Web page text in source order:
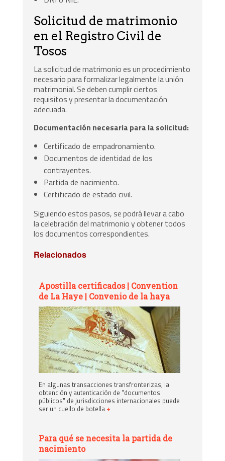
Solicitud de matrimonio
en el Registro Civil de
Tosos
La solicitud de matrimonio es un procedimiento
necesario para formalizar legalmente la unión
matrimonial. Se deben cumplir ciertos
requisitos y presentar la documentación
adecuada.
Documentación necesaria para la solicitud:
Certificado de empadronamiento.
Documentos de identidad de los
contrayentes.
Partida de nacimiento.
Certificado de estado civil.
Siguiendo estos pasos, se podrá llevar a cabo
la celebración del matrimonio y obtener todos
los documentos correspondientes.
Relacionados
Apostilla certificados | Convention
de La Haye | Convenio de la haya
En algunas transacciones transfronterizas, la
obtención y autenticación de "documentos
públicos" de jurisdicciones internacionales puede
ser un cuello de botella +
Para qué se necesita la partida de
nacimiento